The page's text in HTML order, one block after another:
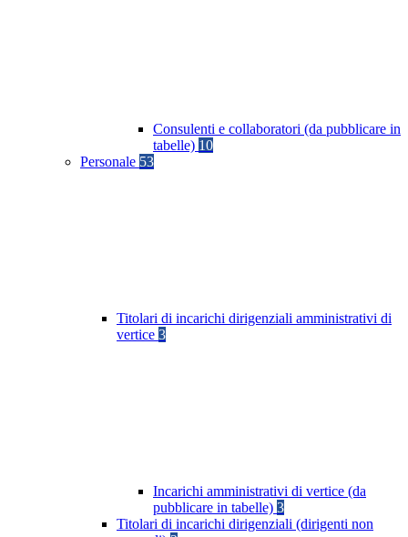
Consulenti e collaboratori (da pubblicare in
tabelle) 10
Personale 53
Titolari di incarichi dirigenziali amministrativi di
vertice 3
Incarichi amministrativi di vertice (da
pubblicare in tabelle) 3
Titolari di incarichi dirigenziali (dirigenti non